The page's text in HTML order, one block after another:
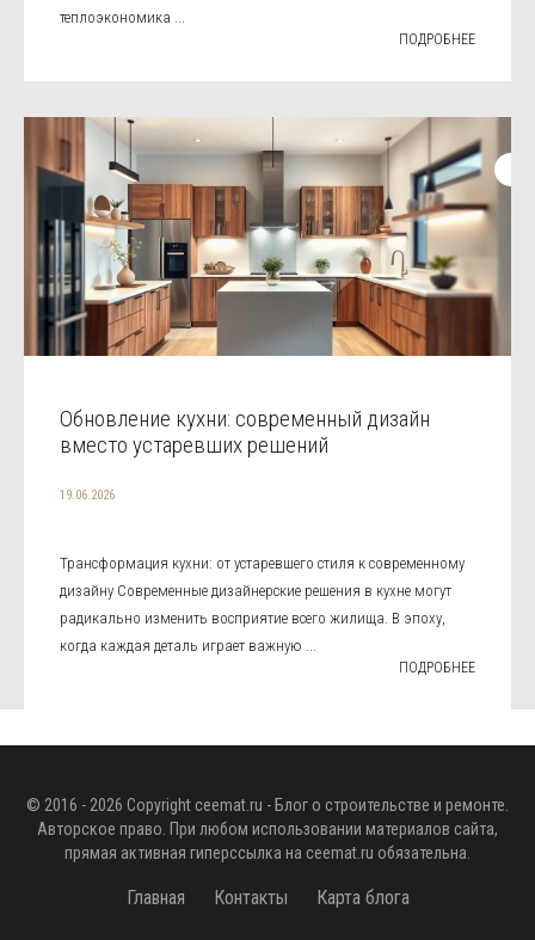
теплоэкономика ...
ПОДРОБНЕЕ
Обновление кухни: современный дизайн
вместо устаревших решений
19.06.2026
Трансформация кухни: от устаревшего стиля к современному
дизайну Современные дизайнерские решения в кухне могут
радикально изменить восприятие всего жилища. В эпоху,
когда каждая деталь играет важную ...
ПОДРОБНЕЕ
© 2016 - 2026 Copyright ceemat.ru - Блог о строительстве и ремонте.
Авторское право. При любом использовании материалов сайта,
прямая активная гиперссылка на ceemat.ru обязательна.
Главная Контакты Карта блога